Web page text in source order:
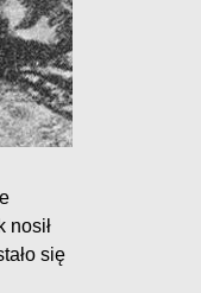
nosił
się